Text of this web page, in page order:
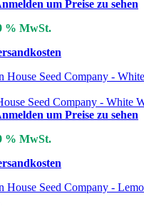
um Preise zu sehen
% MwSt.
Seed Company - White
um Preise zu sehen
% MwSt.